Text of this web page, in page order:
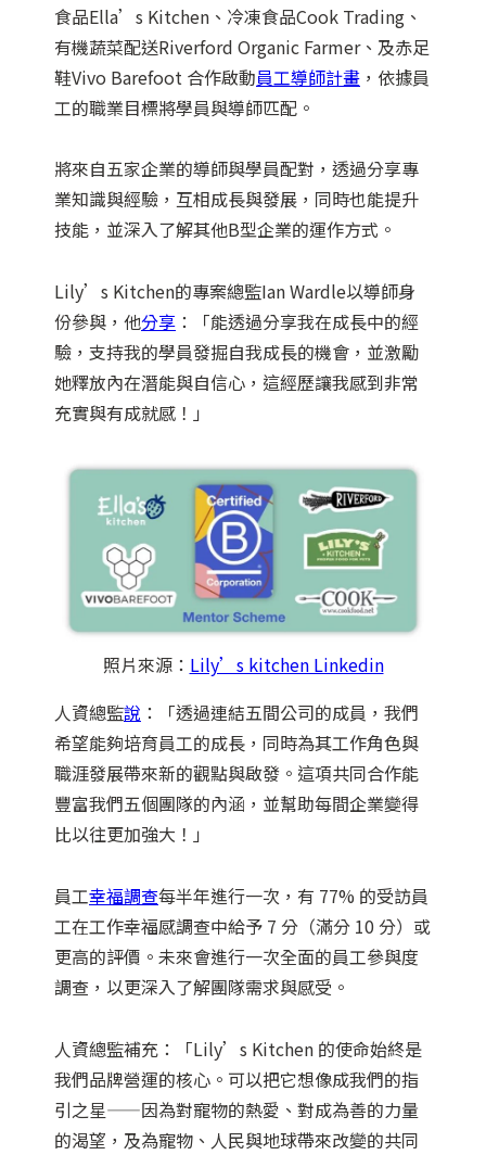
食品Ella’s Kitchen、冷凍食品Cook Trading、
有機蔬菜配送Riverford Organic Farmer、及赤足
鞋Vivo Barefoot 合作啟動員工導師計畫 ，依據員
工的職業目標將學員與導師匹配。
將來自五家企業的導師與學員配對，透過分享專
業知識與經驗，互相成長與發展，同時也能提升
技能，並深入了解其他B型企業的運作方式。
Lily’s Kitchen的專案總監Ian Wardle以導師身
份參與，他分享 ：「能透過分享我在成長中的經
驗，支持我的學員發掘自我成長的機會，並激勵
她釋放內在潛能與自信心，這經歷讓我感到非常
充實與有成就感！」
照片來源： Lily’s kitchen Linkedin
人資總監說 ：「透過連結五間公司的成員，我們
希望能夠培育員工的成長，同時為其工作角色與
職涯發展帶來新的觀點與啟發。這項共同合作能
豐富我們五個團隊的內涵，並幫助每間企業變得
比以往更加強大！」
員工幸福調查每半年進行一次，有 77% 的受訪員
工在工作幸福感調查中給予 7 分（滿分 10 分）或
更高的評價。未來會進行一次全面的員工參與度
調查，以更深入了解團隊需求與感受。
人資總監補充：「Lily’s Kitchen 的使命始終是
我們品牌營運的核心。可以把它想像成我們的指
引之星——因為對寵物的熱愛、對成為善的力量
的渴望，及為寵物、人民與地球帶來改變的共同